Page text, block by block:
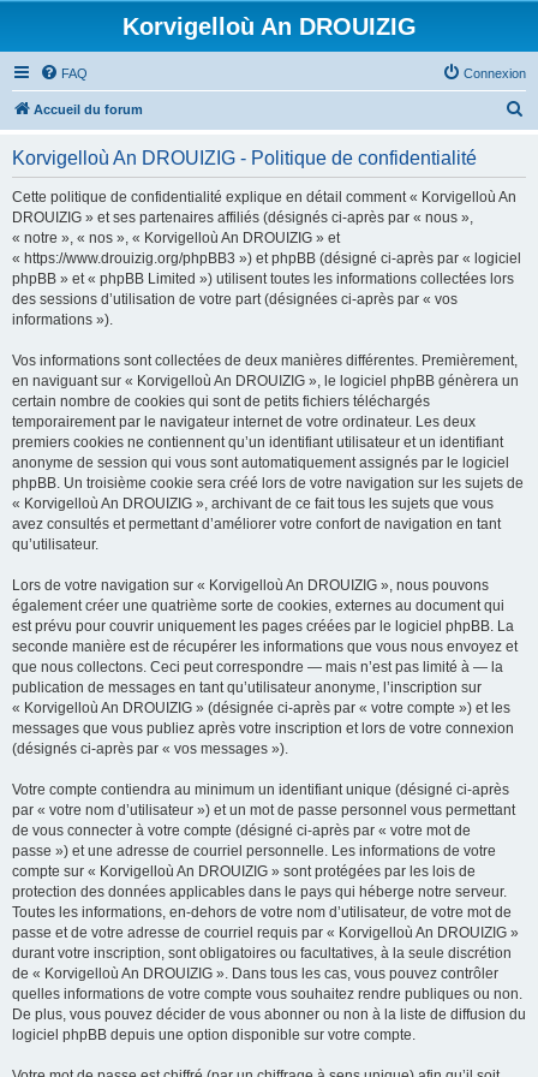
Korvigelloù An DROUIZIG
FAQ Connexion
Accueil du forum
Korvigelloù An DROUIZIG - Politique de confidentialité
Cette politique de confidentialité explique en détail comment « Korvigelloù An
DROUIZIG » et ses partenaires affiliés (désignés ci-après par « nous »,
« notre », « nos », « Korvigelloù An DROUIZIG » et
« https://www.drouizig.org/phpBB3 ») et phpBB (désigné ci-après par « logiciel
phpBB » et « phpBB Limited ») utilisent toutes les informations collectées lors
des sessions d’utilisation de votre part (désignées ci-après par « vos
informations »).
Vos informations sont collectées de deux manières différentes. Premièrement,
en naviguant sur « Korvigelloù An DROUIZIG », le logiciel phpBB génèrera un
certain nombre de cookies qui sont de petits fichiers téléchargés
temporairement par le navigateur internet de votre ordinateur. Les deux
premiers cookies ne contiennent qu’un identifiant utilisateur et un identifiant
anonyme de session qui vous sont automatiquement assignés par le logiciel
phpBB. Un troisième cookie sera créé lors de votre navigation sur les sujets de
« Korvigelloù An DROUIZIG », archivant de ce fait tous les sujets que vous
avez consultés et permettant d’améliorer votre confort de navigation en tant
qu’utilisateur.
Lors de votre navigation sur « Korvigelloù An DROUIZIG », nous pouvons
également créer une quatrième sorte de cookies, externes au document qui
est prévu pour couvrir uniquement les pages créées par le logiciel phpBB. La
seconde manière est de récupérer les informations que vous nous envoyez et
que nous collectons. Ceci peut correspondre — mais n’est pas limité à — la
publication de messages en tant qu’utilisateur anonyme, l’inscription sur
« Korvigelloù An DROUIZIG » (désignée ci-après par « votre compte ») et les
messages que vous publiez après votre inscription et lors de votre connexion
(désignés ci-après par « vos messages »).
Votre compte contiendra au minimum un identifiant unique (désigné ci-après
par « votre nom d’utilisateur ») et un mot de passe personnel vous permettant
de vous connecter à votre compte (désigné ci-après par « votre mot de
passe ») et une adresse de courriel personnelle. Les informations de votre
compte sur « Korvigelloù An DROUIZIG » sont protégées par les lois de
protection des données applicables dans le pays qui héberge notre serveur.
Toutes les informations, en-dehors de votre nom d’utilisateur, de votre mot de
passe et de votre adresse de courriel requis par « Korvigelloù An DROUIZIG »
durant votre inscription, sont obligatoires ou facultatives, à la seule discrétion
de « Korvigelloù An DROUIZIG ». Dans tous les cas, vous pouvez contrôler
quelles informations de votre compte vous souhaitez rendre publiques ou non.
De plus, vous pouvez décider de vous abonner ou non à la liste de diffusion du
logiciel phpBB depuis une option disponible sur votre compte.